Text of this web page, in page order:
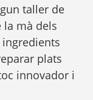
taller de
la mà dels
plats
innovador i